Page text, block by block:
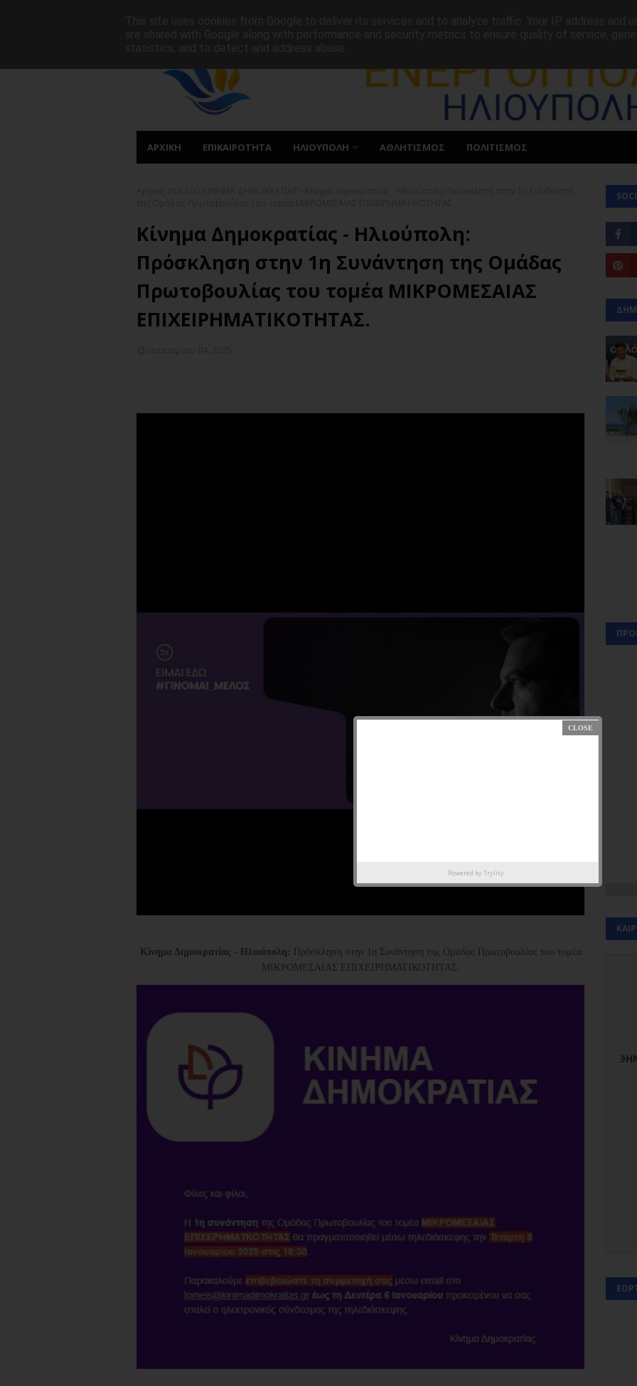
ΑΡΧΙΚΗ ΕΠΙΚΑΙΡΟΤΗΤΑ ΗΛΙΟΥΠΟΛΗ ΑΘΛΗΤΙΣΜΟΣ ΠΟΛΙΤΙΣΜΟΣ
Κίνημα Δημοκρατίας - Ηλιούπολη:
Πρόσκληση στην 1η Συνάντηση της Ομάδας
Πρωτοβουλίας του τομέα ΜΙΚΡΟΜΕΣΑΙΑΣ
ΕΠΙΧΕΙΡΗΜΑΤΙΚΟΤΗΤΑΣ.
Κίνημα Δημοκρατίας - Ηλιούπολη: Πρόσκληση στην 1η Συνάντηση της Ομάδας Πρωτοβουλίας του τομέα
ΜΙΚΡΟΜΕΣΑΙΑΣ ΕΠΙΧΕΙΡΗΜΑΤΙΚΟΤΗΤΑΣ.
Powered byTrylity